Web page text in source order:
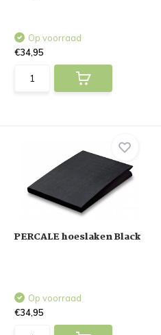
Op voorraad
€34,95
PERCALE hoeslaken Black
Op voorraad
€34,95